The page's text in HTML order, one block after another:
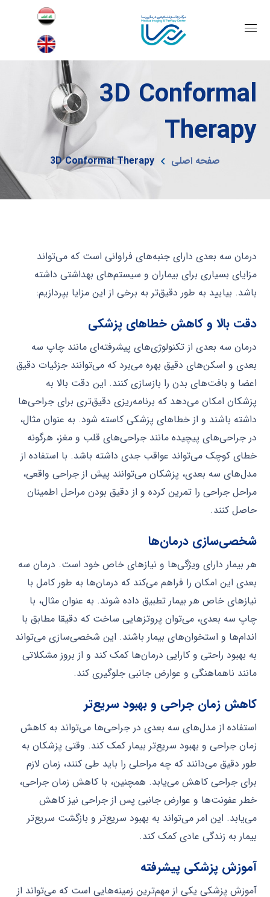
3D Conformal
Therapy
صفحه اصلی 3D Conformal Therapy
درمان سه بعدی دارای جنبه‌های فراوانی است که می‌تواند
مزایای بسیاری برای بیماران و سیستم‌های بهداشتی داشته
باشد. بیایید به طور دقیق‌تر به برخی از این مزایا بپردازیم:
دقت بالا و کاهش خطاهای پزشکی
درمان سه بعدی از تکنولوژی‌های پیشرفته‌ای مانند چاپ سه
بعدی و اسکن‌های دقیق بهره می‌برد که می‌توانند جزئیات دقیق
اعضا و بافت‌های بدن را بازسازی کنند. این دقت بالا به
پزشکان امکان می‌دهد که برنامه‌ریزی دقیق‌تری برای جراحی‌ها
داشته باشند و از خطاهای پزشکی کاسته شود. به عنوان مثال،
در جراحی‌های پیچیده مانند جراحی‌های قلب و مغز، هرگونه
خطای کوچک می‌تواند عواقب جدی داشته باشد. با استفاده از
مدل‌های سه بعدی، پزشکان می‌توانند پیش از جراحی واقعی،
مراحل جراحی را تمرین کرده و از دقیق بودن مراحل اطمینان
حاصل کنند.
شخصی‌سازی درمان‌ها
هر بیمار دارای ویژگی‌ها و نیازهای خاص خود است. درمان سه
بعدی این امکان را فراهم می‌کند که درمان‌ها به طور کامل با
نیازهای خاص هر بیمار تطبیق داده شوند. به عنوان مثال، با
چاپ سه بعدی، می‌توان پروتزهایی ساخت که دقیقا مطابق با
اندام‌ها و استخوان‌های بیمار باشند. این شخصی‌سازی می‌تواند
به بهبود راحتی و کارایی درمان‌ها کمک کند و از بروز مشکلاتی
مانند ناهماهنگی و عوارض جانبی جلوگیری کند.
کاهش زمان جراحی و بهبود سریع‌تر
استفاده از مدل‌های سه بعدی در جراحی‌ها می‌تواند به کاهش
زمان جراحی و بهبود سریع‌تر بیمار کمک کند. وقتی پزشکان به
طور دقیق می‌دانند که چه مراحلی را باید طی کنند، زمان لازم
برای جراحی کاهش می‌یابد. همچنین، با کاهش زمان جراحی،
خطر عفونت‌ها و عوارض جانبی پس از جراحی نیز کاهش
می‌یابد. این امر می‌تواند به بهبود سریع‌تر و بازگشت سریع‌تر
بیمار به زندگی عادی کمک کند.
آموزش پزشکی پیشرفته
آموزش پزشکی یکی از مهم‌ترین زمینه‌هایی است که می‌تواند از